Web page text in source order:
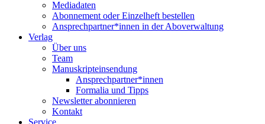
Mediadaten
Abonnement oder Einzelheft bestellen
Ansprechpartner*innen in der Aboverwaltung
Verlag
Über uns
Team
Manuskripteinsendung
Ansprechpartner*innen
Formalia und Tipps
Newsletter abonnieren
Kontakt
Service